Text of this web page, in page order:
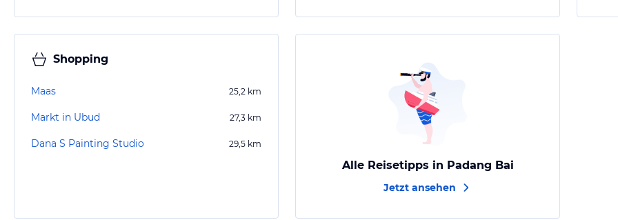
Shopping
Maas 25,2 km
Markt in Ubud 27,3 km
Dana S Painting Studio 29,5 km
Alle Reisetipps in Padang Bai
Jetzt ansehen